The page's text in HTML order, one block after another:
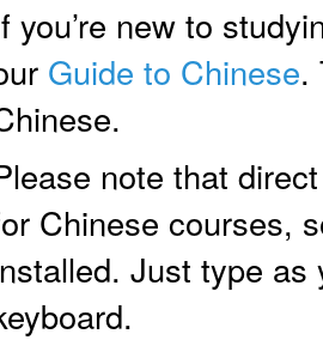
you’re new to
Guide to Chinese.
note that
Chinese courses,
Just type as